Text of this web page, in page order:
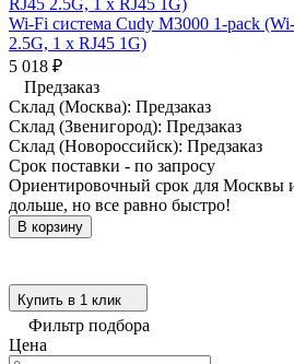
Wi-Fi система Cudy M3000 1-pack
2.5G, 1 x RJ45 1G)
5 018 ₽
Предзаказ
Склад (Москва): Предзаказ
Склад (Звенигород): Предзаказ
Склад (Новороссийск): Предзаказ
Срок поставки - по запросу
Ориентировочный срок для Москвы
дольше, но все равно быстро!
В корзину
Купить в 1 клик
Фильтр подбора
Цена